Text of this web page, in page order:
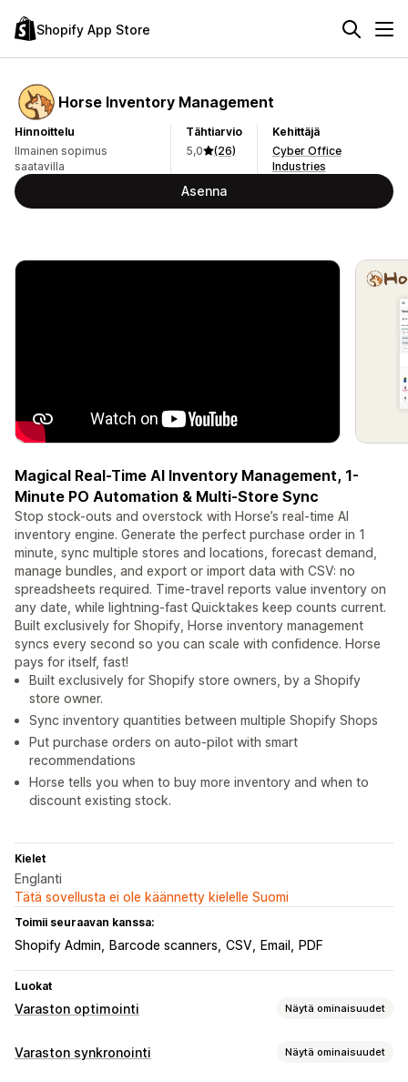
Shopify App Store
Horse Inventory Management
Hinnoittelu
Ilmainen sopimus
saatavilla
Tähtiarvio
5,0
(26)
Kehittäjä
Cyber Office
Industries
Asenna
Magical Real-Time AI Inventory Management, 1-
Minute PO Automation & Multi-Store Sync
Stop stock-outs and overstock with Horse’s real-time AI
inventory engine. Generate the perfect purchase order in 1
minute, sync multiple stores and locations, forecast demand,
manage bundles, and export or import data with CSV: no
spreadsheets required. Time-travel reports value inventory on
any date, while lightning-fast Quicktakes keep counts current.
Built exclusively for Shopify, Horse inventory management
syncs every second so you can scale with confidence. Horse
pays for itself, fast!
Built exclusively for Shopify store owners, by a Shopify
store owner.
Sync inventory quantities between multiple Shopify Shops
Put purchase orders on auto-pilot with smart
recommendations
Horse tells you when to buy more inventory and when to
discount existing stock.
Kielet
Englanti
Tätä sovellusta ei ole käännetty kielelle Suomi
Toimii seuraavan kanssa:
Shopify Admin Barcode scanners CSV Email PDF
Luokat
Varaston optimointi Näytä ominaisuudet
Varastonhallinta
Varaston synkronointi Näytä ominaisuudet